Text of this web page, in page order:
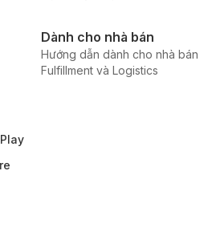
Dành cho nhà bán
Hướng dẫn dành cho nhà bán
Fulfillment và Logistics